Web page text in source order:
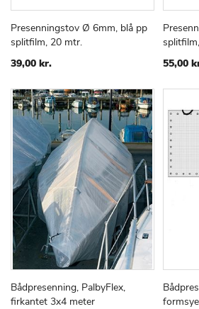
Læg i kurv
TILFØJSAMMENLIGN
Presenningstov Ø 6mm, blå pp
splitfilm, 20 mtr.
39,00 kr.
55,00
Læg i kurv
TILFØJSAMMENLIGN
Bådpresenning, PalbyFlex,
firkantet 3x4 meter